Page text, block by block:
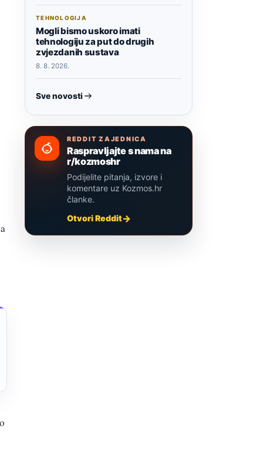
TEHNOLOGIJA
Mogli bismo uskoro imati
tehnologiju za put do drugih
zvjezdanih sustava
8. 8. 2026.
Sve novosti
REDDIT ZAJEDNICA
Raspravljajte s nama na
r/kozmoshr
Podijelite pitanja, izvore i
komentare uz Kozmos.hr
članke.
Otvori Reddit